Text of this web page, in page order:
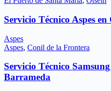
Servicio Técnico Aspes
Aspes
Aspes, Conil de la Frontera
Servicio Técnico
Barrameda